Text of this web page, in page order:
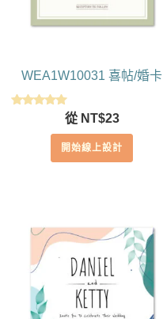
WEA1W10031 喜帖/婚卡
滿分 5
從 NT$23
開始線上設計